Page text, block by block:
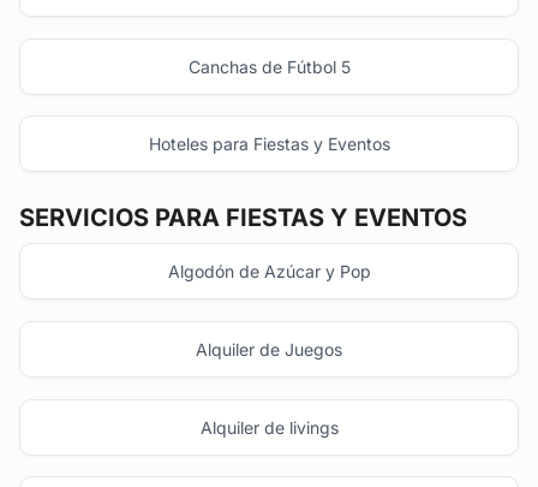
Canchas de Fútbol 5
Hoteles para Fiestas y Eventos
SERVICIOS PARA FIESTAS Y EVENTOS
Algodón de Azúcar y Pop
Alquiler de Juegos
Alquiler de livings